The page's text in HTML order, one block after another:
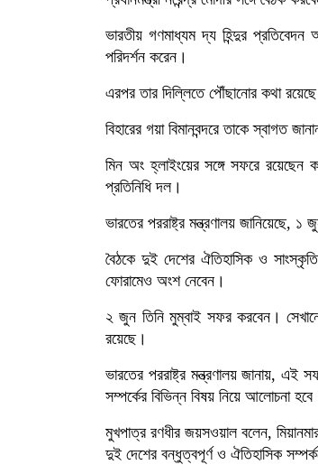
ভারতীয় গণমাধ্যম দ্য হিন্দুর প্রতিবেদন
পরিদর্শন করেন।
এরপর তার দিল্লিতে পৌঁছানোর কথা
বিহারের গয়া বিমানবন্দরে তাকে স্বাগত
মিন অং হ্লাইংয়ের সঙ্গে সফরে রয়েছেন
প্রতিনিধি দল।
ভারতের পররাষ্ট্র মন্ত্রণালয় জানিয়েছে, ১
বৈঠকে দুই দেশের ঐতিহাসিক ও
ফোরামেও অংশ নেবেন।
২ জুন তিনি মুম্বাই সফর করবেন। সেখানে
রয়েছে।
ভারতের পররাষ্ট্র মন্ত্রণালয় জানায়, এই
সম্পর্কের বিভিন্ন বিষয় নিয়ে আলোচনা
মুখপাত্র রণধীর জয়সওয়াল বলেন,
দুই দেশের বন্ধুত্বপূর্ণ ও ঐতিহাসিক